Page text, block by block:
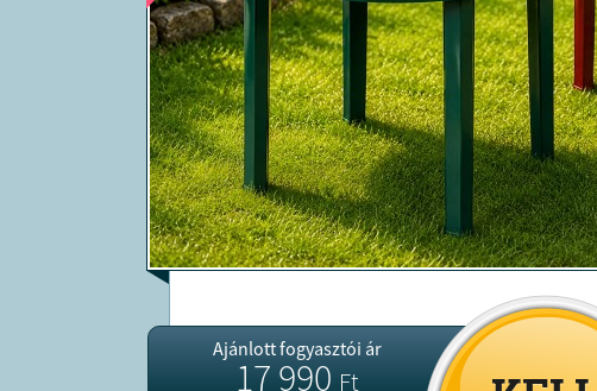
Ajánlott fogyasztói ár
17 990Ft